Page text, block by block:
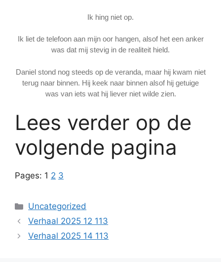
Ik hing niet op.
Ik liet de telefoon aan mijn oor hangen, alsof het een anker
was dat mij stevig in de realiteit hield.
Daniel stond nog steeds op de veranda, maar hij kwam niet
terug naar binnen. Hij keek naar binnen alsof hij getuige
was van iets wat hij liever niet wilde zien.
Lees verder op de
volgende pagina
Pages: 1 2 3
Categories
Uncategorized
Verhaal 2025 12 113
Verhaal 2025 14 113